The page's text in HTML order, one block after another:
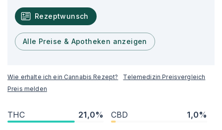
Rezeptwunsch
Alle Preise & Apotheken anzeigen
Wie erhalte ich ein Cannabis Rezept?
Telemedizin Preisvergleich
Preis melden
THC 21,0% CBD 1,0%